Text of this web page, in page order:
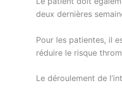
deux dernières
Pour les patientes, il
réduire le risque
Le déroulement de